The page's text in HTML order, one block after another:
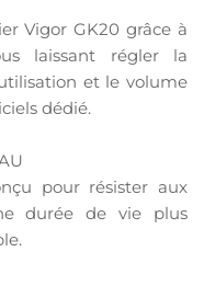
Vigor GK20 grâce à
laissant régler la
et le volume
dédié.
pour résister aux
durée de vie plus